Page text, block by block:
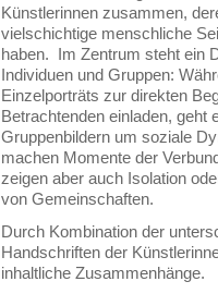
Künstlerinnen zusammen,
vielschichtige menschliche
haben. Im Zentrum steht ein
Individuen und Gruppen:
Einzelporträts zur direkten
Betrachtenden einladen, geht
Gruppenbildern um soziale
machen Momente der
zeigen aber auch Isolation
von Gemeinschaften.
Durch Kombination der
Handschriften der
inhaltliche Zusammenhänge.